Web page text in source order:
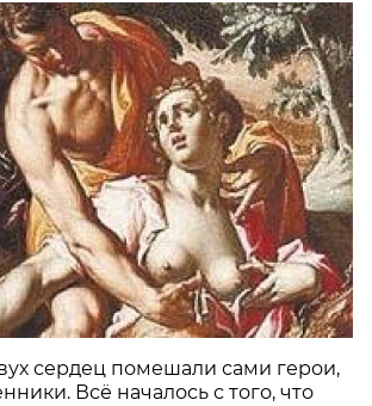
сердец помешали сами герои,
Всё началось с того, что